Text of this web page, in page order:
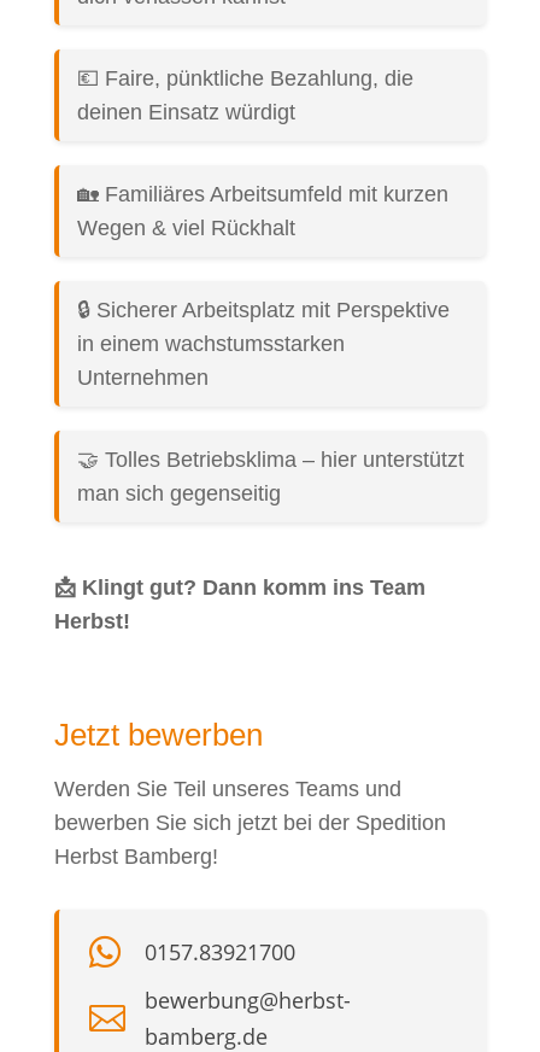
💶 Faire, pünktliche Bezahlung, die
deinen Einsatz würdigt
🏡 Familiäres Arbeitsumfeld mit kurzen
Wegen & viel Rückhalt
🔒 Sicherer Arbeitsplatz mit Perspektive
in einem wachstumsstarken
Unternehmen
🤝 Tolles Betriebsklima – hier unterstützt
man sich gegenseitig
📩 Klingt gut? Dann komm ins Team
Herbst!
Jetzt bewerben
Werden Sie Teil unseres Teams und
bewerben Sie sich jetzt bei der Spedition
Herbst Bamberg!
 0157.83921700

bewerbung@herbst-
bamberg.de